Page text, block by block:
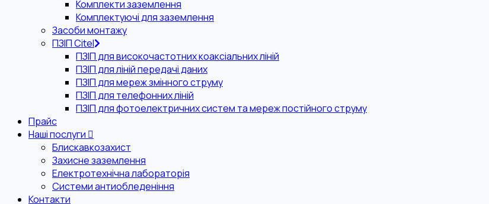
Комплекти заземлення
Комплектуючі для заземлення
Засоби монтажу
ПЗІП Citel
ПЗІП для високочастотних коаксіальних ліній
ПЗІП для ліній передачі даних
ПЗІП для мереж змінного струму
ПЗІП для телефонних ліній
ПЗІП для фотоелектричних систем та мереж постійного струму
Прайс
Наші послуги
Блискавкозахист
Захисне заземлення
Електротехнічна лабораторія
Системи антиобледеніння
Контакти